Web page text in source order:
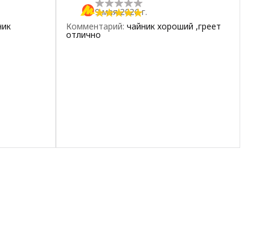
9 мая 2026 г.
Комментарий: чайник хороший ,греет
отлично